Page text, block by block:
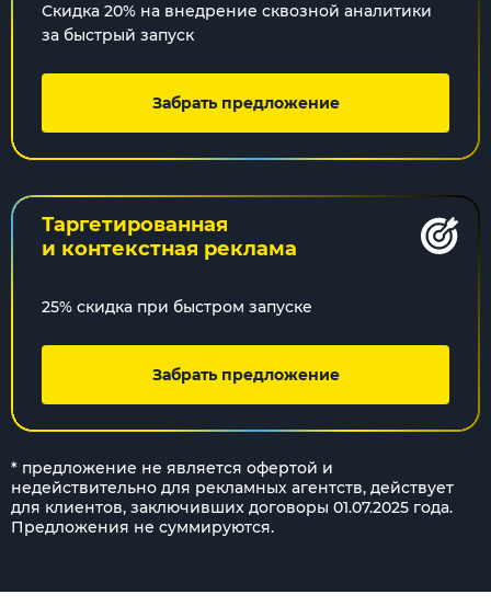
Скидка 20% на внедрение сквозной аналитики
за быстрый запуск
Забрать предложение
Таргетированная
и контекстная реклама
25% скидка при быстром запуске
Забрать предложение
* предложение не является офертой и
недействительно для рекламных агентств, действует
для клиентов, заключивших договоры 01.07.2025 года.
Предложения не суммируются.